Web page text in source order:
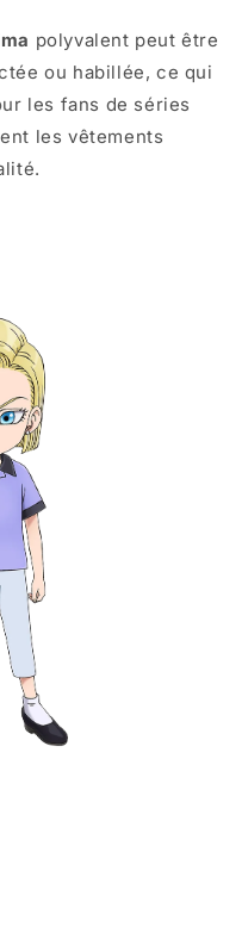
polyvalent peut être
ou habillée, ce qui
les fans de séries
les vêtements